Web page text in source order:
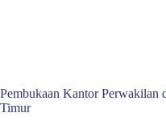
Pembukaan Kantor Perwakilan
Timur